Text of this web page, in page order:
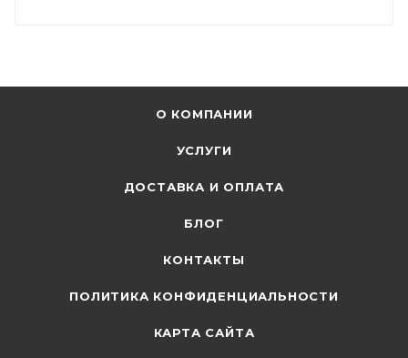
О КОМПАНИИ
УСЛУГИ
ДОСТАВКА И ОПЛАТА
БЛОГ
КОНТАКТЫ
ПОЛИТИКА КОНФИДЕНЦИАЛЬНОСТИ
КАРТА САЙТА